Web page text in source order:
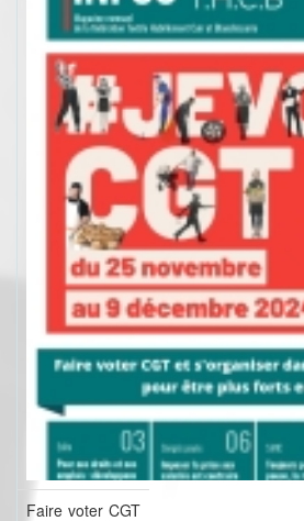
Faire voter CGT